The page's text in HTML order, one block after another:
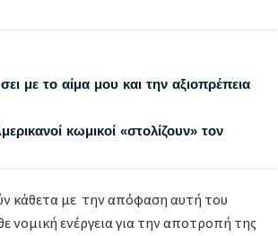
με το αίμα μου και την αξιοπρέπεια
κωμικοί «στολίζουν» τον
κάθετα με την απόφαση αυτή του
νομική ενέργεια για την αποτροπή της